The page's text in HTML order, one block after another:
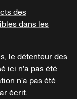
des
dans les
le détenteur des
ici n'a pas été
n'a pas été
écrit.